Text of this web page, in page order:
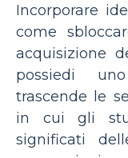
Incorporare
come
acquisizione
possiedi
trascende le
in cui gli
significati